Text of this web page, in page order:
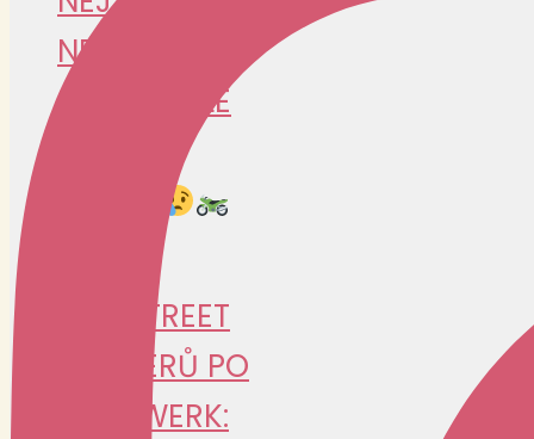
NEBYLA
CESTA… ALE
OD STREET
FIGHTERŮ PO
WESTWERK: